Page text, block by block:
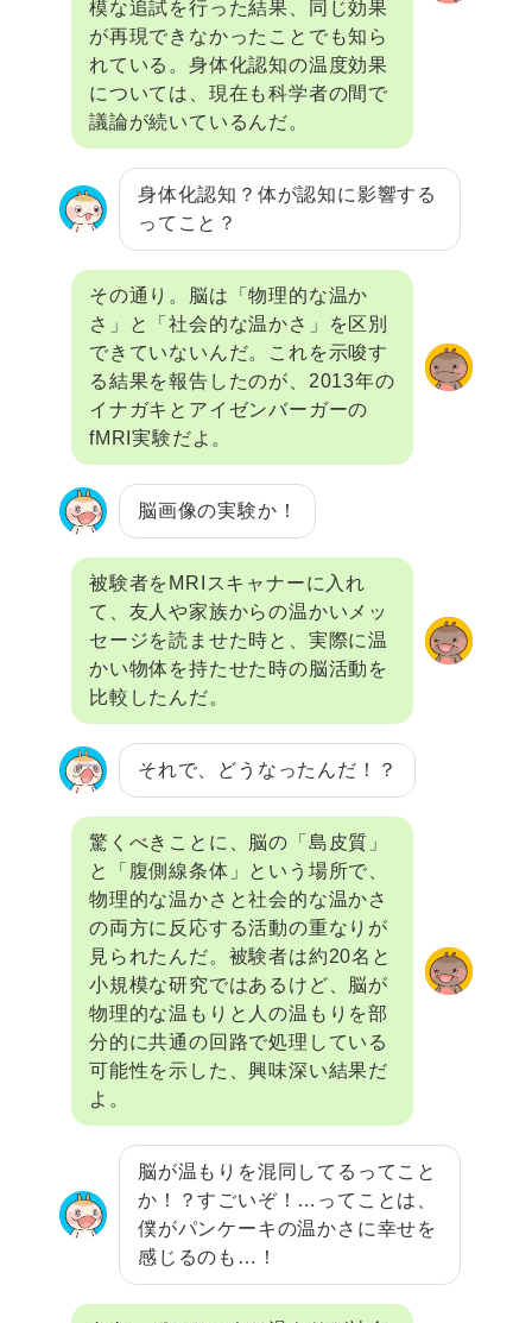
模な追試を行った結果、同じ効果
が再現できなかったことでも知ら
れている。身体化認知の温度効果
については、現在も科学者の間で
議論が続いているんだ。
身体化認知？体が認知に影響する
ってこと？
その通り。脳は「物理的な温か
さ」と「社会的な温かさ」を区別
できていないんだ。これを示唆す
る結果を報告したのが、2013年の
イナガキとアイゼンバーガーの
fMRI実験だよ。
脳画像の実験か！
被験者をMRIスキャナーに入れ
て、友人や家族からの温かいメッ
セージを読ませた時と、実際に温
かい物体を持たせた時の脳活動を
比較したんだ。
それで、どうなったんだ！？
驚くべきことに、脳の「島皮質」
と「腹側線条体」という場所で、
物理的な温かさと社会的な温かさ
の両方に反応する活動の重なりが
見られたんだ。被験者は約20名と
小規模な研究ではあるけど、脳が
物理的な温もりと人の温もりを部
分的に共通の回路で処理している
可能性を示した、興味深い結果だ
よ。
脳が温もりを混同してるってこと
か！？すごいぞ！…ってことは、
僕がパンケーキの温かさに幸せを
感じるのも…！